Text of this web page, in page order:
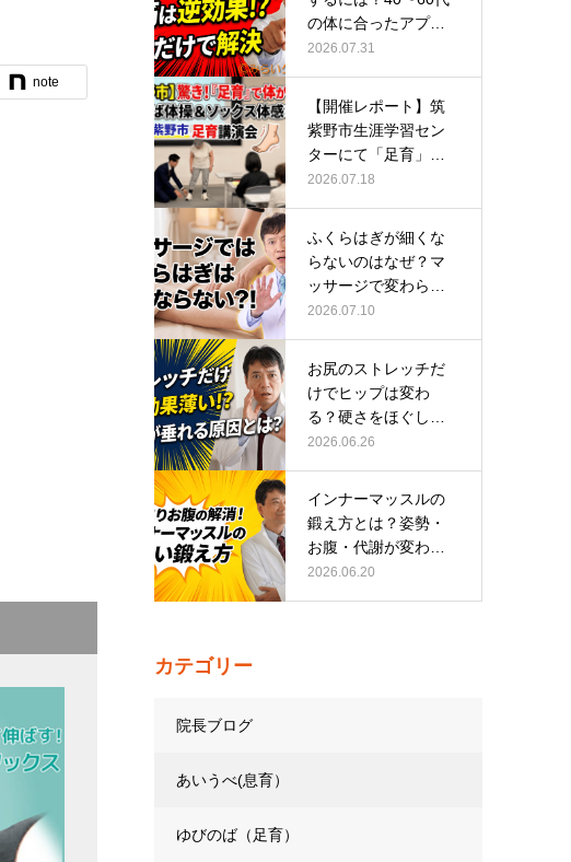
note
の体に合ったアプロ
ーチ
2026.07.31
【開催レポート】筑
紫野市生涯学習セン
ターにて「足育」講
演会に登壇し…
2026.07.18
ふくらはぎが細くな
らないのはなぜ？マ
ッサージで変わらな
い根本原因
2026.07.10
お尻のストレッチだ
けでヒップは変わ
る？硬さをほぐして
整える正しい方…
2026.06.26
インナーマッスルの
鍛え方とは？姿勢・
お腹・代謝が変わる
トレーニング…
2026.06.20
カテゴリー
院長ブログ
あいうべ(息育）
ゆびのば（足育）